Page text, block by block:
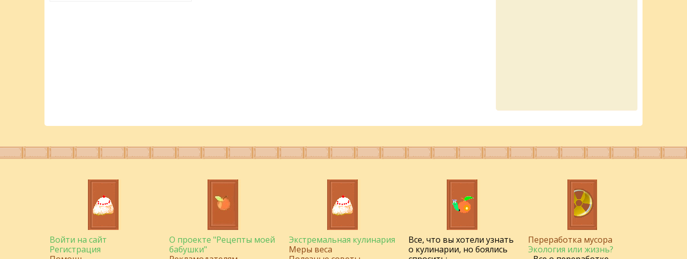
Войти на сайт
Регистрация
О проекте "Рецепты моей
бабушки"
Экстремальная кулинария
Меры веса
Все, что вы хотели узнать
о кулинарии, но боялись
Переработка мусора
Экология или жизнь?